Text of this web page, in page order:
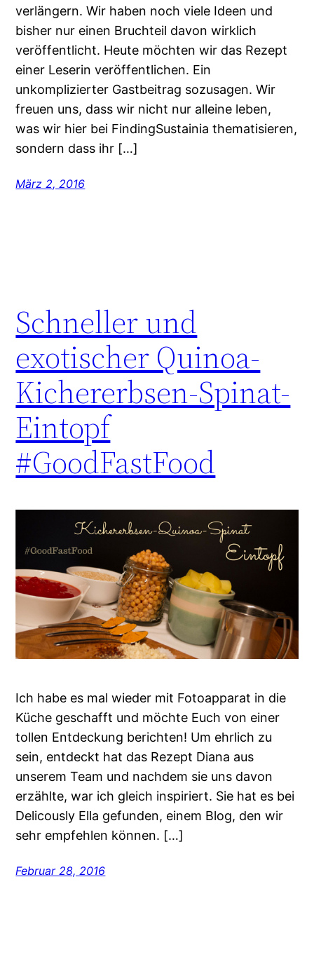
verlängern. Wir haben noch viele Ideen und
bisher nur einen Bruchteil davon wirklich
veröffentlicht. Heute möchten wir das Rezept
einer Leserin veröffentlichen. Ein
unkomplizierter Gastbeitrag sozusagen. Wir
freuen uns, dass wir nicht nur alleine leben,
was wir hier bei FindingSustainia thematisieren,
sondern dass ihr […]
März 2, 2016
Schneller und
exotischer Quinoa-
Kichererbsen-Spinat-
Eintopf
#GoodFastFood
Ich habe es mal wieder mit Fotoapparat in die
Küche geschafft und möchte Euch von einer
tollen Entdeckung berichten! Um ehrlich zu
sein, entdeckt hat das Rezept Diana aus
unserem Team und nachdem sie uns davon
erzählte, war ich gleich inspiriert. Sie hat es bei
Delicously Ella gefunden, einem Blog, den wir
sehr empfehlen können. […]
Februar 28, 2016